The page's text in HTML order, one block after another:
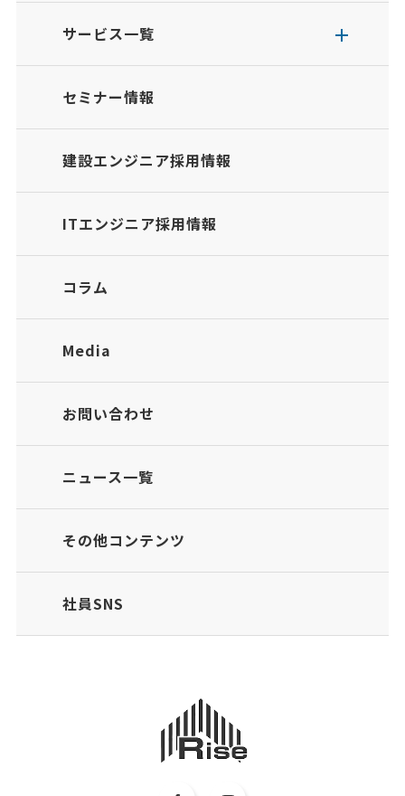
サービス一覧
セミナー情報
建設エンジニア採用情報
ITエンジニア採用情報
コラム
Media
お問い合わせ
ニュース一覧
その他コンテンツ
社員SNS